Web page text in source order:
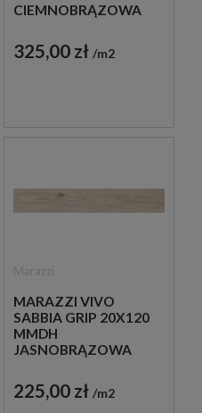
CIEMNOBRĄZOWA
DREWNO
325,00 zł m2
MARAZZI VIVO
SABBIA GRIP 20X120
MMDH
JASNOBRĄZOWA
DREWNOPODOBNA
ANTYPOŚLIZGOWA
225,00 zł m2